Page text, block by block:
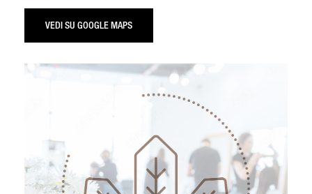
VEDI SU GOOGLE MAPS